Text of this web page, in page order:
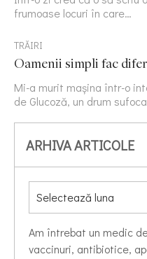
frumoase locuri în care…
TRĂIRI
Oamenii simpli fac
Mi-a murit mașina într-o
de Glucoză, un drum
ARHIVA ARTICOLE
Am întrebat un medic
vaccinuri, antibiotice,